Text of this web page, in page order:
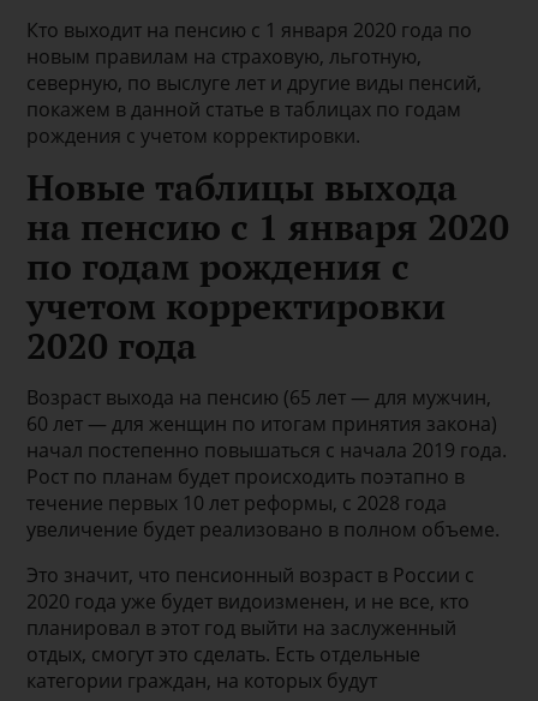
Кто выходит на пенсию с 1 января 2020 года по
новым правилам на страховую, льготную,
северную, по выслуге лет и другие виды пенсий,
покажем в данной статье в таблицах по годам
рождения с учетом корректировки.
Новые таблицы выхода
на пенсию с 1 января 2020
по годам рождения с
учетом корректировки
2020 года
Возраст выхода на пенсию (65 лет — для мужчин,
60 лет — для женщин по итогам принятия закона)
начал постепенно повышаться с начала 2019 года.
Рост по планам будет происходить поэтапно в
течение первых 10 лет реформы, с 2028 года
увеличение будет реализовано в полном объеме.
Это значит, что пенсионный возраст в России с
2020 года уже будет видоизменен, и не все, кто
планировал в этот год выйти на заслуженный
отдых, смогут это сделать. Есть отдельные
категории граждан, на которых будут